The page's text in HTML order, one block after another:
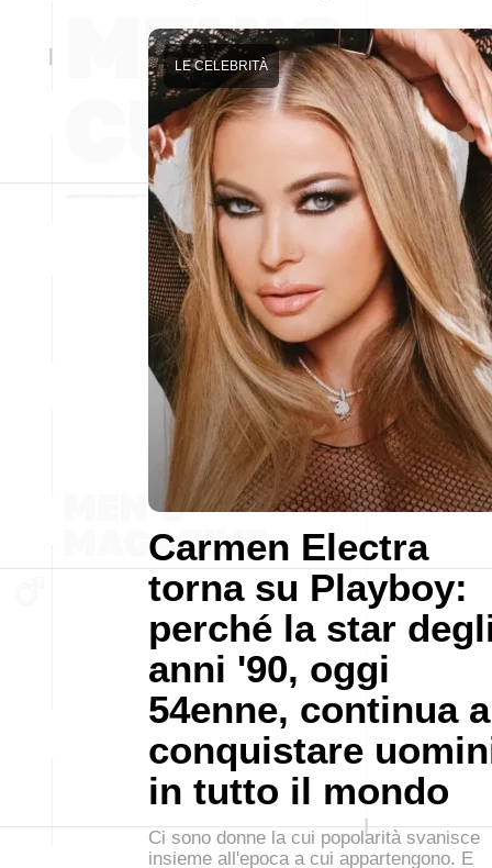
Carmen Electra
torna su Playboy:
perché la star
anni '90, oggi
54enne, continua a
conquistare
in tutto il mondo
LE CELEBRITÀ
Ci sono donne la cui popolarità svanisce
insieme all'epoca a cui appartengono. E